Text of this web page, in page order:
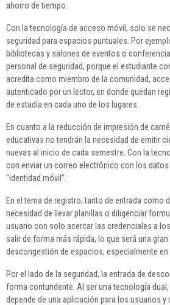
ahorro de tiempo.
Con la tecnología de acceso móvil, solo se
seguridad para espacios puntuales. Por
bibliotecas y salones de eventos o
personal de seguridad, porque el estudiante
acredita como miembro de la comunidad,
autenticado por un lector, en donde quedan
de estadía en cada uno de los lugares.
En cuanto a la reducción de impresión de
educativas no tendrán la necesidad de emitir
nuevas al inicio de cada semestre. Con la
con enviar un correo electrónico con los datos
“identidad móvil”.
En el tema de registro, tanto de entrada como
necesidad de llevar planillas o diligenciar
usuario con solo acercar las credenciales a
salir de forma más rápida, lo que será una
descongestión de espacios, especialmente en
Por el lado de la seguridad, la entrada de
forma contundente. Al ser una tecnología
depende de una aplicación para los usuarios y